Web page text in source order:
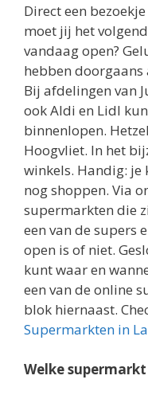
Direct een
moet jij het
vandaag open?
hebben
Bij afdelingen van
ook Aldi en Lidl
binnenlopen.
Hoogvliet. In het
winkels. Handig:
nog shoppen. Via
supermarkten die
een van de supers
open is of niet.
kunt waar en
een van de online
blok hiernaast.
Supermarkten in
Welke